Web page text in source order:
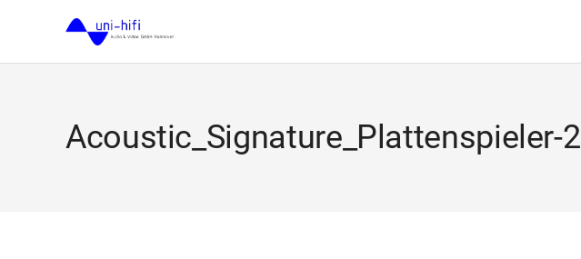
Acoustic_Signature_Plattenspieler-2